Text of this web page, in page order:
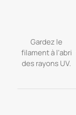
Gardez le
filament à l'abri
des rayons UV.